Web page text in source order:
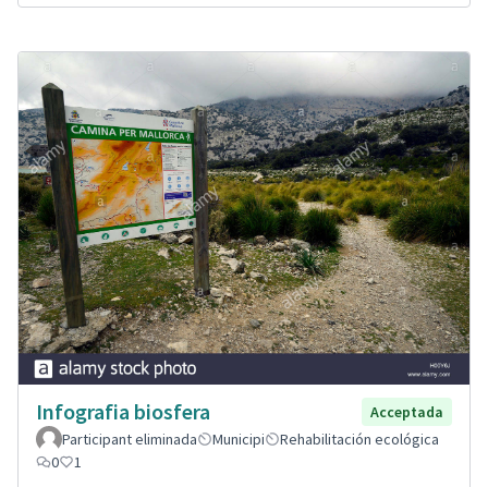
Infografia biosfera
Acceptada
Participant eliminada
Municipi
Rehabilitación ecológica
0
1